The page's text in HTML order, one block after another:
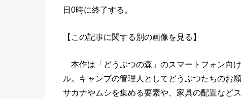
日0時に終了する。
【この記事に関する別の画像を見る】
本作は「どうぶつの森」のスマートフォン向
ル。キャンプの管理人としてどうぶつたちのお
サカナやムシを集める要素や、家具の配置など